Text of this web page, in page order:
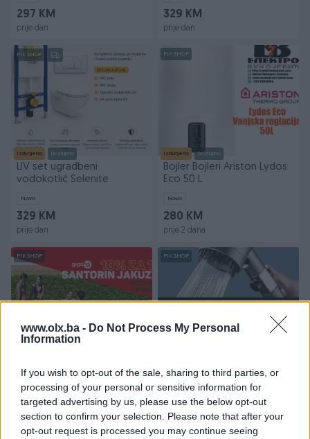
www.olx.ba - Do Not Process My Personal
Information
If you wish to opt-out of the sale, sharing to third parties, or
processing of your personal or sensitive information for
targeted advertising by us, please use the below opt-out
section to confirm your selection. Please note that after your
opt-out request is processed you may continue seeing
297 KM
prije dan
329 KM
prije dan
PIK SHOP
Izdvojeno Dostupno
LIV set ugradbeni
vodokotlić Selenite
Novo
329 KM
prije dan
PIK SHOP
Izdvojeno Dostupno
Bojler Bojleri Ariston Lydos
Eco 50 L
Novo
280 KM
prije 2 dana
PIK SHOP
GIGA.BA SANTORIN JACUZZI
HIDROMASAŽNI BAZEN SA
GRIJAČEM 4 OSOBE
Novo
800 KM
prije 5 dana
PIK SHOP
TUS GLAVA / JACI PRITISAK /
USTEDA VODE UNIVERZALNI
Novo
12 KM
prije 22 minuta